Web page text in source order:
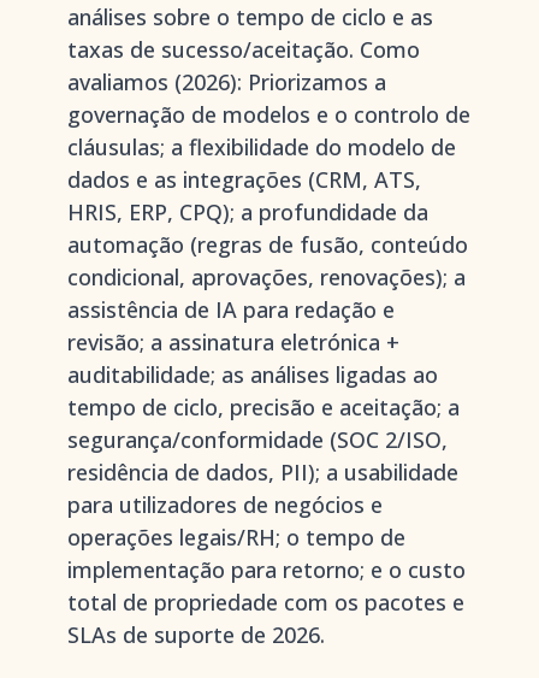
análises sobre o tempo de ciclo e as
taxas de sucesso/aceitação. Como
avaliamos (2026): Priorizamos a
governação de modelos e o controlo de
cláusulas; a flexibilidade do modelo de
dados e as integrações (CRM, ATS,
HRIS, ERP, CPQ); a profundidade da
automação (regras de fusão, conteúdo
condicional, aprovações, renovações); a
assistência de IA para redação e
revisão; a assinatura eletrónica +
auditabilidade; as análises ligadas ao
tempo de ciclo, precisão e aceitação; a
segurança/conformidade (SOC 2/ISO,
residência de dados, PII); a usabilidade
para utilizadores de negócios e
operações legais/RH; o tempo de
implementação para retorno; e o custo
total de propriedade com os pacotes e
SLAs de suporte de 2026.